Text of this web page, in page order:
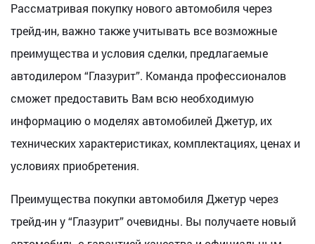
Рассматривая покупку нового автомобиля через
трейд-ин, важно также учитывать все возможные
преимущества и условия сделки, предлагаемые
автодилером “Глазурит”. Команда профессионалов
сможет предоставить Вам всю необходимую
информацию о моделях автомобилей Джетур, их
технических характеристиках, комплектациях, ценах и
условиях приобретения.
Преимущества покупки автомобиля Джетур через
трейд-ин у “Глазурит” очевидны. Вы получаете новый